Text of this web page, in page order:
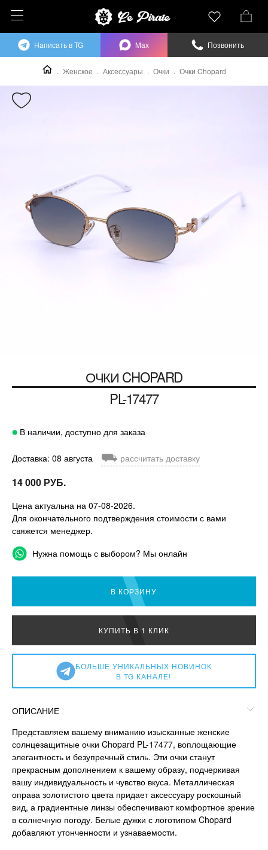
Женское Аксессуары Очки Очки Chopard
ОЧКИ CHOPARD
PL-17477
В наличии, доступно для заказа
Доставка: 08 августа ⛟ рассчитать доставку
14 000 РУБ.
Цена актуальна на 07-08-2026.
Для окончательного подтверждения стоимости с вами
свяжется менеджер.
Нужна помощь с выбором? Мы онлайн
В КОРЗИНУ
КУПИТЬ В 1 КЛИК
БОЛЬШЕ УНИКАЛЬНЫХ НОВИНОК
В TG КАНАЛЕ!
ОПИСАНИЕ
Представляем вашему вниманию изысканные женские
солнцезащитные очки Chopard PL-17477, воплощающие
элегантность и безупречный стиль. Эти очки станут
прекрасным дополнением к вашему образу, подчеркивая
вашу индивидуальность и чувство вкуса. Металлическая
оправа золотистого цвета придает аксессуару роскошный
вид, а градиентные линзы обеспечивают комфортное зрение
в солнечную погоду. Белые дужки с логотипом Chopard
добавляют утонченности и узнаваемости.
Написать в TG Max Позвонить